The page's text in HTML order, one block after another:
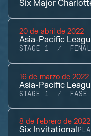
Six Major
20 de abril de 2022
Asia-Pacific
STAGE 1
16 de marzo de 2022
Asia-Pacific
STAGE 1 FASE
8 de febrero de 2022
Six Invitational